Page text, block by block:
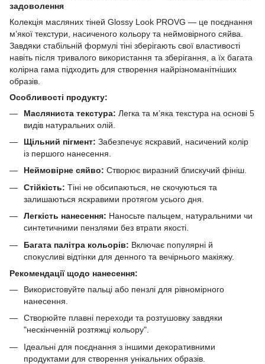
задоволення
Колекція масляних тіней Glossy Look PROVG — це поєднання
м’якої текстури, насиченого кольору та неймовірного сяйва.
Завдяки стабільній формулі тіні зберігають свої властивості
навіть після тривалого використання та зберігання, а їх багата
колірна гама підходить для створення найрізноманітніших
образів.
Особливості продукту:
Масляниста текстура: Легка та м’яка текстура на основі 5
видів натуральних олій.
Щільний пігмент: Забезпечує яскравий, насичений колір
із першого нанесення.
Неймовірне сяйво: Створює виразний блискучий фініш.
Стійкість: Тіні не обсипаються, не скочуються та
залишаються яскравими протягом усього дня.
Легкість нанесення: Наносьте пальцем, натуральними чи
синтетичними пензлями без втрати якості.
Багата палітра кольорів: Включає популярні й
спокусливі відтінки для денного та вечірнього макіяжу.
Рекомендації щодо нанесення:
Використовуйте пальці або пензлі для рівномірного
нанесення.
Створюйте плавні переходи та розтушовку завдяки
"нескінченній розтяжці кольору".
Ідеальні для поєднання з іншими декоративними
продуктами для створення унікальних образів.